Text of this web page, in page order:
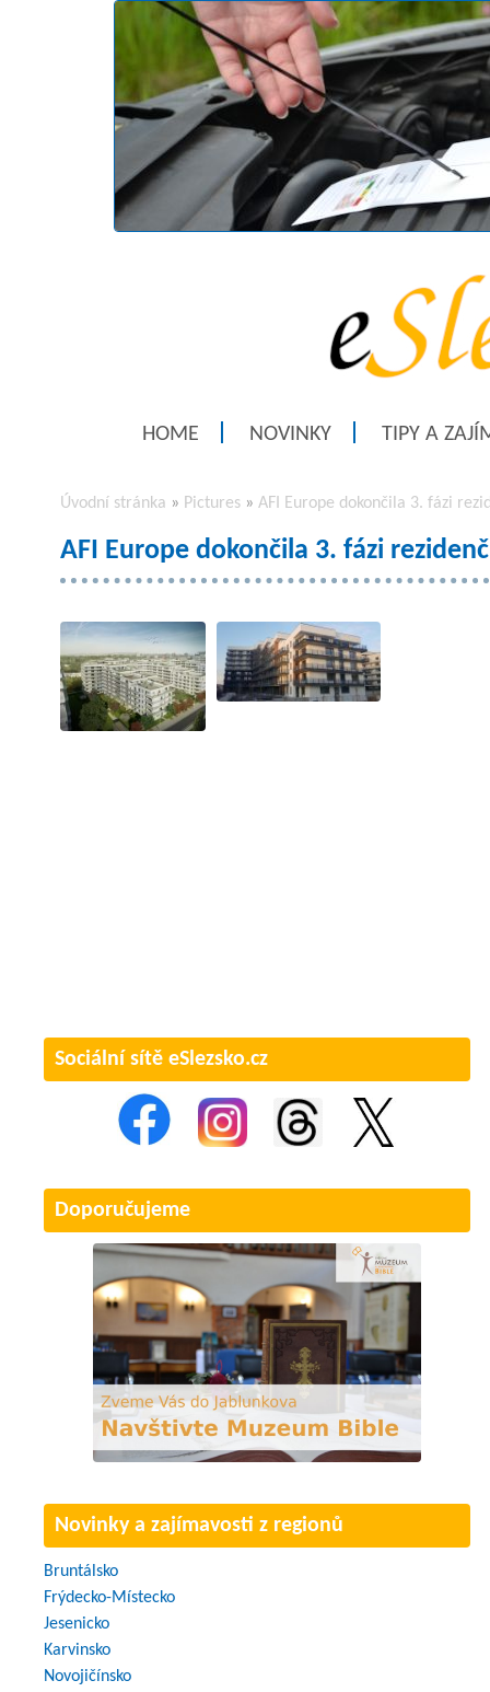
HOME NOVINKY TIPY A
Úvodní stránka » Pictures » AFI Europe dokončila 3. fázi
AFI Europe dokončila 3. fázi
Sociální sítě eSlezsko.cz
Doporučujeme
Novinky a zajímavosti z regionů
Bruntálsko
Frýdecko-Místecko
Jesenicko
Karvinsko
Novojičínsko